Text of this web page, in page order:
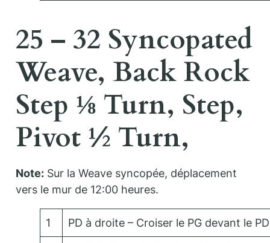
25 – 32 Syncopated
Weave, Back Rock
Step ⅛ Turn, Step,
Pivot ½ Turn,
Note: Sur la Weave syncopée, déplacement
vers le mur de 12:00 heures.
1 PD à droite – Croiser le PG devant le PD